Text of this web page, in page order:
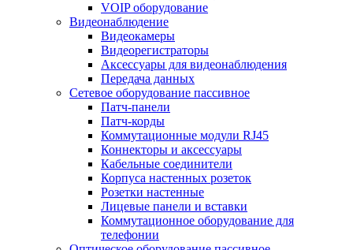
VOIP оборудование
Видеонаблюдение
Видеокамеры
Видеорегистраторы
Аксессуары для видеонаблюдения
Передача данных
Сетевое оборудование пассивное
Патч-панели
Патч-корды
Коммутационные модули RJ45
Коннекторы и аксессуары
Кабельные соединители
Корпуса настенных розеток
Розетки настенные
Лицевые панели и вставки
Коммутационное оборудование для
телефонии